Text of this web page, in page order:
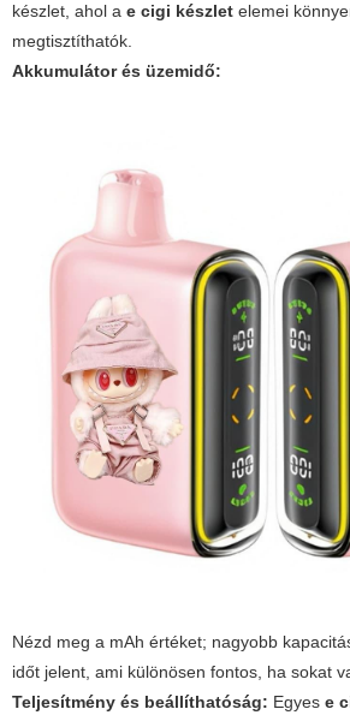
készlet, ahol a e cigi készlet elemei
megtisztíthatók.
Akkumulátor és üzemidő:
Nézd meg a mAh értéket; nagyobb
időt jelent, ami különösen fontos, ha sokat
Teljesítmény és beállíthatóság: Egyes e